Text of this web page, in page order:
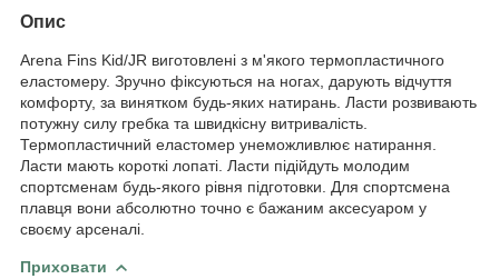
Опис
Arena Fins Kid/JR виготовлені з м'якого термопластичного
еластомеру. Зручно фіксуються на ногах, дарують відчуття
комфорту, за винятком будь-яких натирань. Ласти розвивають
потужну силу гребка та швидкісну витривалість.
Термопластичний еластомер унеможливлює натирання.
Ласти мають короткі лопаті. Ласти підійдуть молодим
спортсменам будь-якого рівня підготовки. Для спортсмена
плавця вони абсолютно точно є бажаним аксесуаром у
своєму арсеналі.
Приховати